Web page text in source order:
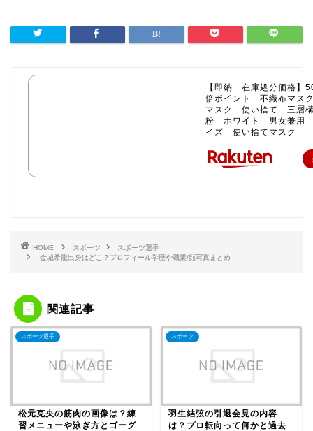
【即納 在庫処分価格
倍ポイント 不織布マ
マスク 使い捨て 三層
粉 ホワイト 男女兼用
イズ 使い捨てマスク
HOME スポーツ
スポーツ選手
金城希龍出身はどこ？プロフィール学歴や職業/顔写真まとめ
関連記事
スポーツ選手
松元克央の筋肉の画像は？練
習メニューや泳ぎ方とゴーグ
スポーツ
羽生結弦の引退会見の内容
は？プロ転向って何かと過去